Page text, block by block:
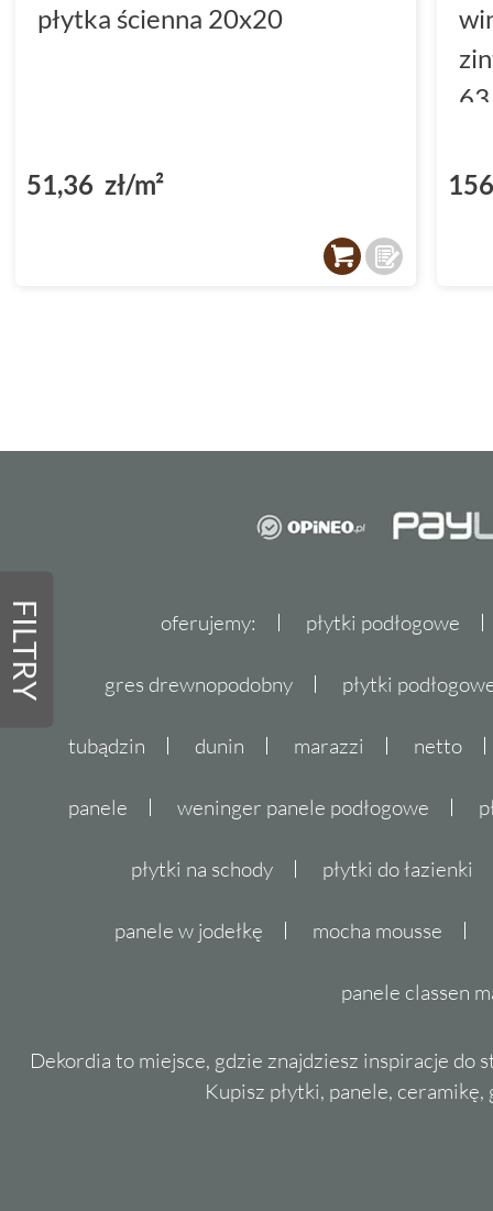
FILTRY
płytka ścienna 20x20
51,36 zł/m²
oferujemy: płytki podłogowe
gres drewnopodobny płytki
tubądzin dunin marazzi netto
panele weninger panele podłogowe
płytki na schody płytki do łazienki
panele w jodełkę mocha mousse
panele classen
Dekordia to miejsce, gdzie znajdziesz inspiracje do
Kupisz płytki, panele,